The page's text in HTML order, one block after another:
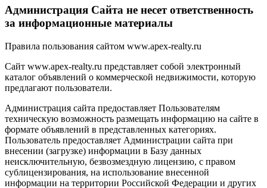
Администрация Сайта не несет ответственность
за информационные материалы
Правила пользования сайтом www.apex-realty.ru
Сайт www.apex-realty.ru представляет собой электронный
каталог объявлений о коммерческой недвижимости, которую
предлагают пользователи.
Администрация сайта предоставляет Пользователям
техническую возможность размещать информацию на сайте в
формате объявлений в представленных категориях.
Пользователь предоставляет Администрации сайта при
внесении (загрузке) информации в Базу данных
неисключительную, безвозмездную лицензию, с правом
сублицензирования, на использование внесенной
информации на территории Российской Федерации и других